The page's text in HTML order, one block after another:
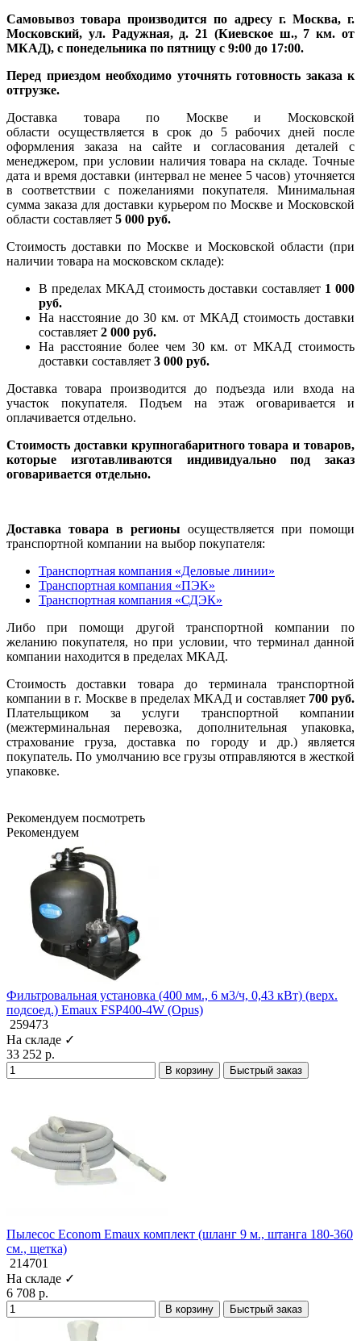
Самовывоз товара производится по адресу г. Москва, г.
Московский, ул. Радужная, д. 21 (Киевское ш., 7 км. от
МКАД), с понедельника по пятницу с 9:00 до 17:00.
Перед приездом необходимо уточнять готовность заказа к
отгрузке.
Доставка товара по Москве и Московской
области осуществляется в срок до 5 рабочих дней после
оформления заказа на сайте и согласования деталей с
менеджером, при условии наличия товара на складе. Точные
дата и время доставки (интервал не менее 5 часов) уточняется
в соответствии с пожеланиями покупателя. Минимальная
сумма заказа для доставки курьером по Москве и Московской
области составляет 5 000 руб.
Стоимость доставки по Москве и Московской области (при
наличии товара на московском складе):
В пределах МКАД стоимость доставки составляет 1 000
руб.
На насcтояние до 30 км. от МКАД стоимость доставки
составляет 2 000 руб.
На расстояние более чем 30 км. от МКАД стоимость
доставки составляет 3 000 руб.
Доставка товара производится до подъезда или входа на
участок покупателя. Подъем на этаж оговаривается и
оплачивается отдельно.
Стоимость доставки крупногабаритного товара и товаров,
которые изготавливаются индивидуально под заказ
оговаривается отдельно.
Доставка товара в регионы осуществляется при помощи
транспортной компании на выбор покупателя:
Транспортная компания «Деловые линии»
Транспортная компания «ПЭК»
Транспортная компания «СДЭК»
Либо при помощи другой транспортной компании по
желанию покупателя, но при условии, что терминал данной
компании находится в пределах МКАД.
Стоимость доставки товара до терминала транспортной
компании в г. Москве в пределах МКАД и составляет 700 руб.
Плательщиком за услуги транспортной компании
(межтерминальная перевозка, дополнительная упаковка,
страхование груза, доставка по городу и др.) является
покупатель. По умолчанию все грузы отправляются в жесткой
упаковке.
Рекомендуем посмотреть
Рекомендуем
Фильтровальная установка (400 мм., 6 м3/ч, 0,43 кВт) (верх.
подсоед.) Emaux FSP400-4W (Opus)
259473
На складе ✓
33 252 р.
В корзину Быстрый заказ
Пылесос Econom Emaux комплект (шланг 9 м., штанга 180-360
см., щетка)
214701
На складе ✓
6 708 р.
В корзину Быстрый заказ